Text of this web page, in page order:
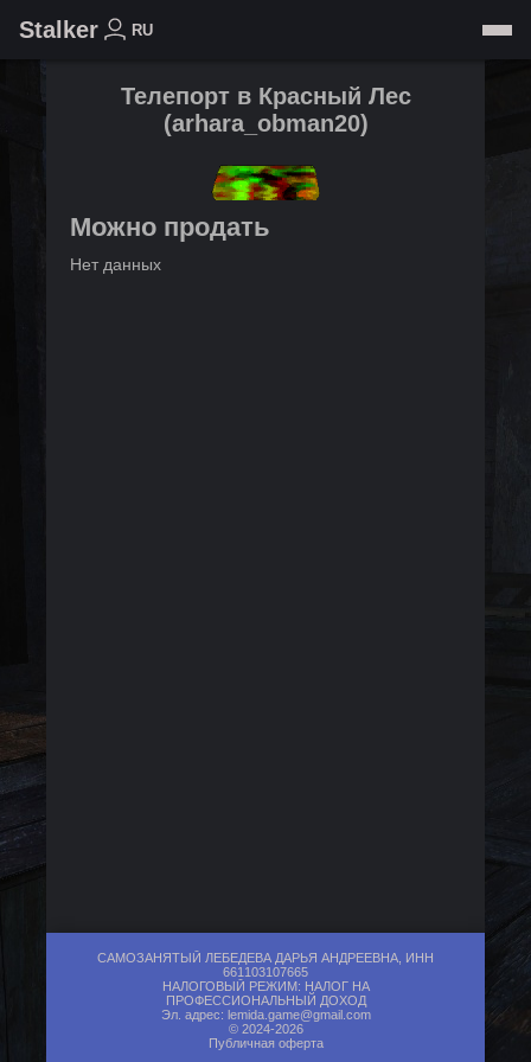
Stalker RU
Телепорт в Красный Лес
(arhara_obman20)
Можно продать
Нет данных
САМОЗАНЯТЫЙ ЛЕБЕДЕВА ДАРЬЯ АНДРЕЕВНА, ИНН
661103107665
НАЛОГОВЫЙ РЕЖИМ: НАЛОГ НА
ПРОФЕССИОНАЛЬНЫЙ ДОХОД
Эл. адрес: lemida.game@gmail.com
© 2024-2026
Публичная оферта